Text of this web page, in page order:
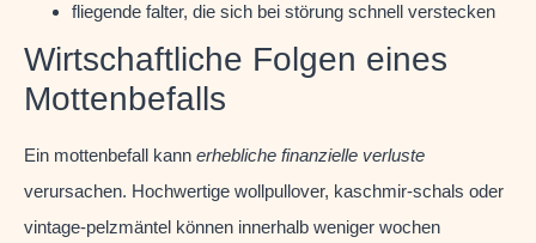
fliegende falter, die sich bei störung schnell verstecken
Wirtschaftliche Folgen eines
Mottenbefalls
Ein mottenbefall kann erhebliche finanzielle verluste
verursachen. Hochwertige wollpullover, kaschmir-schals oder
vintage-pelzmäntel können innerhalb weniger wochen